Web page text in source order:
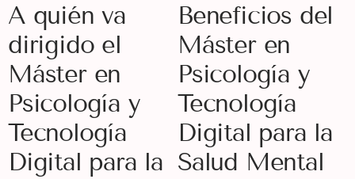
A quién va
dirigido el
Máster en
Psicología y
Tecnología
Digital para la
Beneficios del
Máster en
Psicología y
Tecnología
Digital para la
Salud Mental